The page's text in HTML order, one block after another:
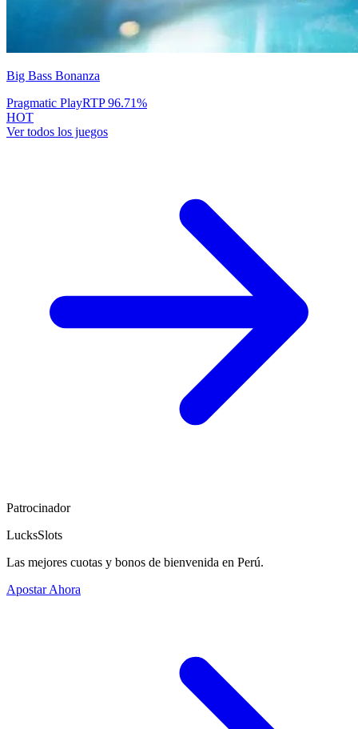
Big Bass Bonanza
Pragmatic PlayRTP96.71%
HOT
Ver todos los juegos
Patrocinador
LucksSlots
Las mejores cuotas y bonos de bienvenida en Perú.
Apostar Ahora